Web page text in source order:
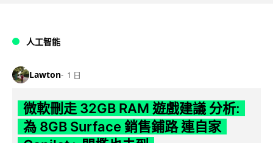
人工智能
Lawton 1 日
微軟刪走 32GB RAM 遊戲建議 分析:
為 8GB Surface 銷售鋪路 連自家